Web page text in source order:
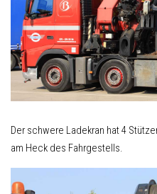
Der schwere Ladekran hat 4
am Heck des Fahrgestells.